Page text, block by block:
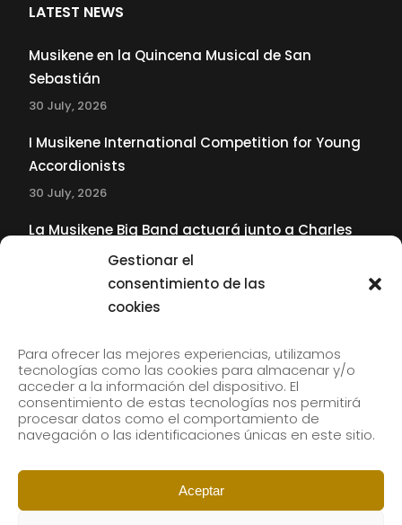
Gestionar el
consentimiento de las
cookies
Para ofrecer las mejores experiencias, utilizamos
tecnologías como las cookies para almacenar y/o
acceder a la información del dispositivo. El
consentimiento de estas tecnologías nos permitirá
procesar datos como el comportamiento de
navegación o las identificaciones únicas en este sitio.
Aceptar
LATEST NEWS
Musikene en la Quincena Musical de San
Sebastián
30 July, 2026
I Musikene International Competition for Young
Accordionists
30 July, 2026
La Musikene Big Band actuará junto a Charles
Tolliver en el 61 Jazzaldia
Subscribe to our newsletter to receive our news by
email.